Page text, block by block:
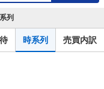
列
時系列 売買内訳